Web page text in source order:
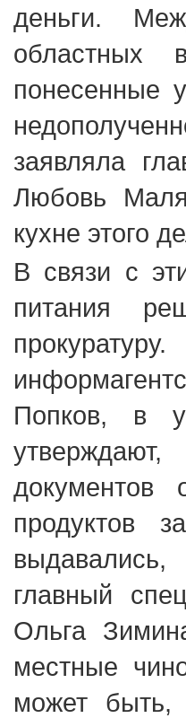
деньги.
областных
понесенные
заявляла
Любовь
кухне этого
В связи с
питания
Попков, в
документов
продуктов
главный
Ольга
местные
может